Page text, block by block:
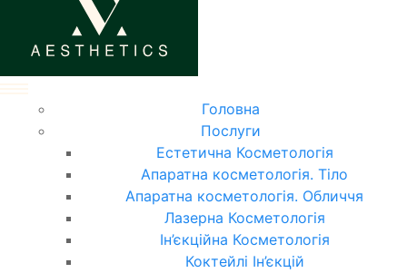
Головна
Послуги
Естетична Косметологія
Апаратна косметологія. Тіло
Апаратна косметологія. Обличчя
Лазерна Косметологія
Ін’єкційна Косметологія
Коктейлі Ін’єкцій